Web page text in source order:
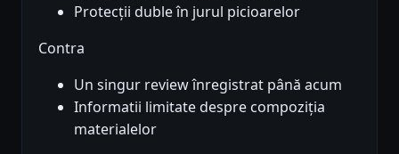
Protecții duble în jurul picioarelor
Contra
Un singur review înregistrat până acum
Informatii limitate despre compoziția
materialelor